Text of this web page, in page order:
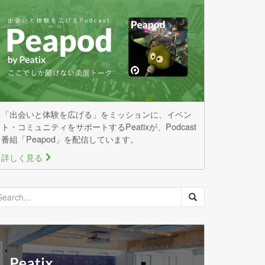
「出会いと体験を広げる」をミッションに、イベン
ト・コミュニティをサポートするPeatixが、Podcast
番組「Peapod」を配信しています。
詳しく見る >